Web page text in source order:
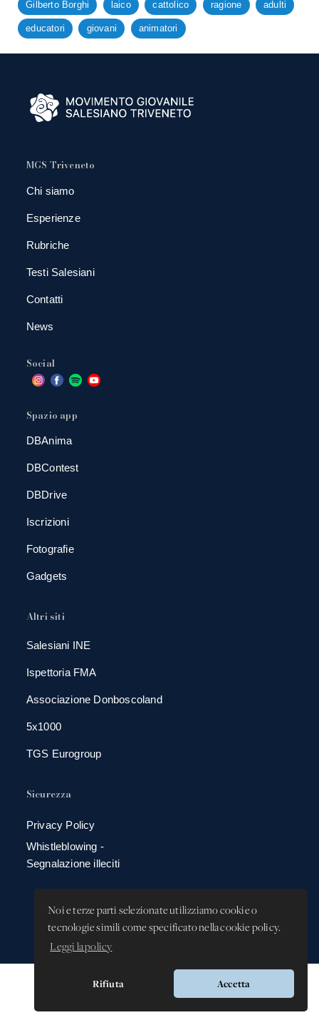
Noi e terze parti selezionate utilizziamo cookie o
tecnologie simili come specificato nella cookie policy.
Leggi la policy
Rifiuta Accetta
Gilberto Borghi laico cattolico ragione adulti
educatori giovani animatori
MGS Triveneto
Chi siamo
Esperienze
Rubriche
Testi Salesiani
Contatti
News
Social
Spazio app
DBAnima
DBContest
DBDrive
Iscrizioni
Fotografie
Gadgets
Altri siti
Salesiani INE
Ispettoria FMA
Associazione Donboscoland
5x1000
TGS Eurogroup
Sicurezza
Privacy Policy
Whistleblowing -
Segnalazione illeciti
Versione app: 3.64.2 (18ea8745)